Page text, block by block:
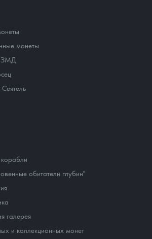
монеты
ЗМД
обитатели глубин"
галерея
и коллекционных монет